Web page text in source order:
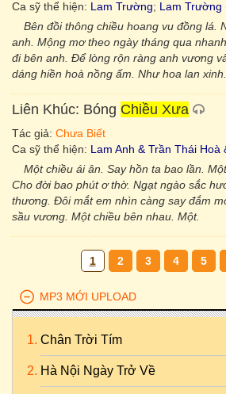
Ca sỹ thể hiện: Lam Trường; Lam Trường
Bên đồi thông chiều hoang vu đồng lá.
anh. Mộng mơ theo ngày tháng qua
đi bên anh. Để lòng rộn ràng anh vương
dáng hiền hoà nồng ấm. Như hoa lan xinh.
Liên Khúc: Bóng Chiều Xưa
Tác giả: Chưa Biết
Ca sỹ thể hiện: Lam Anh & Trần Thái Hoà
Một chiều ái ân. Say hồn ta bao lần.
Cho đời bao phút ơ thờ. Ngạt ngào sắc
thương. Đôi mắt em nhìn càng say đắm
sầu vương. Một chiều bên nhau. Một.
1 2 3 4 5
MP3 MỚI UPLOAD
Chân Trời Tím
Hà Nội Ngày Trở Về